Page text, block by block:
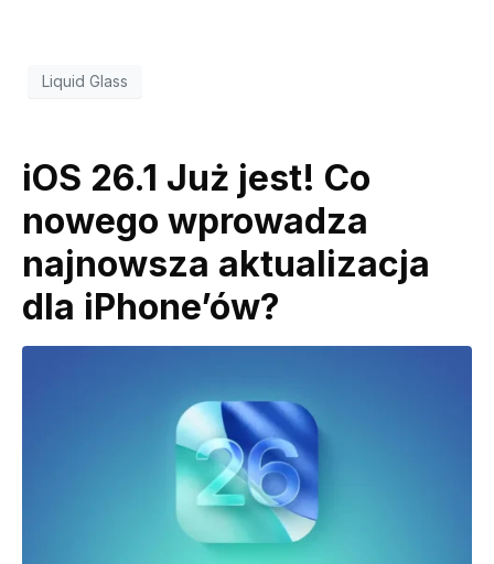
Liquid Glass
iOS 26.1 Już jest! Co
nowego wprowadza
najnowsza aktualizacja
dla iPhone’ów?